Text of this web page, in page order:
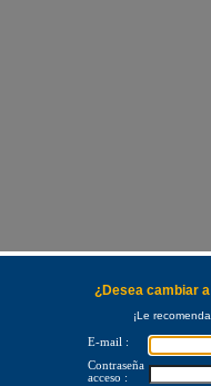
¿Desea cambiar
¡Le
E-mail :
Contraseña
acceso :